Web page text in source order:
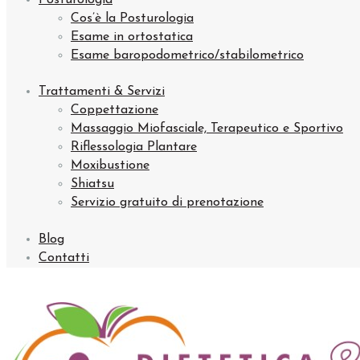
Cos’è la Posturologia
Esame in ortostatica
Esame baropodometrico/stabilometrico
Trattamenti & Servizi
Coppettazione
Massaggio Miofasciale, Terapeutico e Sportivo
Riflessologia Plantare
Moxibustione
Shiatsu
Servizio gratuito di prenotazione
Blog
Contatti